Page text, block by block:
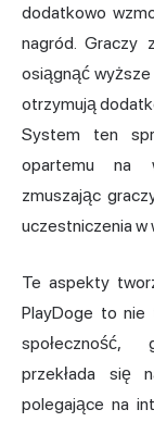
dodatkowo
nagród. Graczy
osiągnąć
otrzymują
System ten
opartemu na
zmuszając
uczestniczenia w
Te aspekty
PlayDoge to nie
społeczność,
przekłada się
polegające na